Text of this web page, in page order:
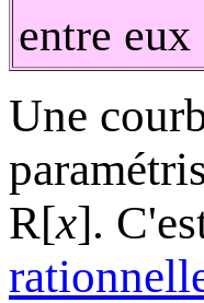
entre
Une
R[x].